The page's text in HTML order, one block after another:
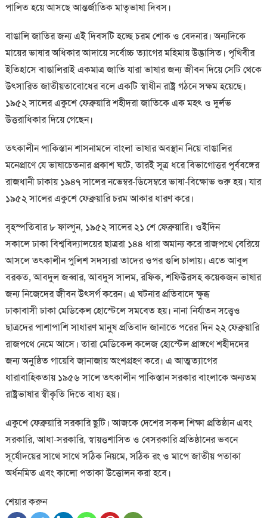
পালিত হয়ে আসছে আন্তর্জাতিক মাতৃভাষা দিবস।
বাঙালি জাতির জন্য এই দিবসটি হচ্ছে চরম শোক ও বেদনার। অন্যদিকে
মায়ের ভাষার অধিকার আদায়ে সর্বোচ্চ ত্যাগের মহিমায় উদ্ভাসিত। পৃথিবীর
ইতিহাসে বাঙালিরাই একমাত্র জাতি যারা ভাষার জন্য জীবন দিয়ে সেটি থেকে
উৎসারিত জাতীয়তাবোধের বলে একটি স্বাধীন রাষ্ট্র গঠনে সক্ষম হয়েছে।
১৯৫২ সালের একুশে ফেব্রুয়ারি শহীদরা জাতিকে এক মহৎ ও দুর্লভ
উত্তরাধিকার দিয়ে গেছেন।
তৎকালীন পাকিস্তান শাসনামলে বাংলা ভাষার অবস্থান নিয়ে বাঙালির
মনেপ্রাণে যে ভাষাচেতনার প্রকাশ ঘটে, তারই সূত্র ধরে বিভাগোত্তর পূর্ববঙ্গের
রাজধানী ঢাকায় ১৯৪৭ সালের নভেম্বর-ডিসেম্বরে ভাষা-বিক্ষোভ শুরু হয়। যার
১৯৫২ সালের একুশে ফেব্রুয়ারি চরম আকার ধারণ করে।
বৃহস্পতিবার ৮ ফাল্গুন, ১৯৫২ সালের ২১ শে ফেব্রুয়ারি। ওইদিন
সকালে ঢাকা বিশ্ববিদ্যালয়ের ছাত্ররা ১৪৪ ধারা অমান্য করে রাজপথে বেরিয়ে
আসলে তৎকালীন পুলিশ সদস্যরা তাদের ওপর গুলি চালায়। এতে আবুল
বরকত, আবদুল জব্বার, আবদুস সালম, রফিক, শফিউরসহ কয়েকজন ভাষার
জন্য নিজেদের জীবন উৎসর্গ করেন। এ ঘটনার প্রতিবাদে ক্ষুব্ধ
ঢাকাবাসী ঢাকা মেডিকেল হোস্টেলে সমবেত হয়। নানা নির্যাতন সত্ত্বেও
ছাত্রদের পাশাপাশি সাধারণ মানুষ প্রতিবাদ জানাতে পরের দিন ২২ ফেব্রুয়ারি
রাজপথে নেমে আসে। তারা মেডিকেল কলেজ হোস্টেল প্রাঙ্গণে শহীদদের
জন্য অনুষ্ঠিত গায়েবি জানাজায় অংশগ্রহণ করে। এ আত্মত্যাগের
ধারাবাহিকতায় ১৯৫৬ সালে তৎকালীন পাকিস্তান সরকার বাংলাকে অন্যতম
রাষ্ট্রভাষার স্বীকৃতি দিতে বাধ্য হয়।
একুশে ফেব্রুয়ারি সরকারি ছুটি। আজকে দেশের সকল শিক্ষা প্রতিষ্ঠান এবং
সরকারি, আধা-সরকারি, স্বায়ত্তশাসিত ও বেসরকারি প্রতিষ্ঠানের ভবনে
সূর্যোদয়ের সাথে সাথে সঠিক নিয়মে, সঠিক রং ও মাপে জাতীয় পতাকা
অর্ধনমিত এবং কালো পতাকা উত্তোলন করা হবে।
শেয়ার করুন